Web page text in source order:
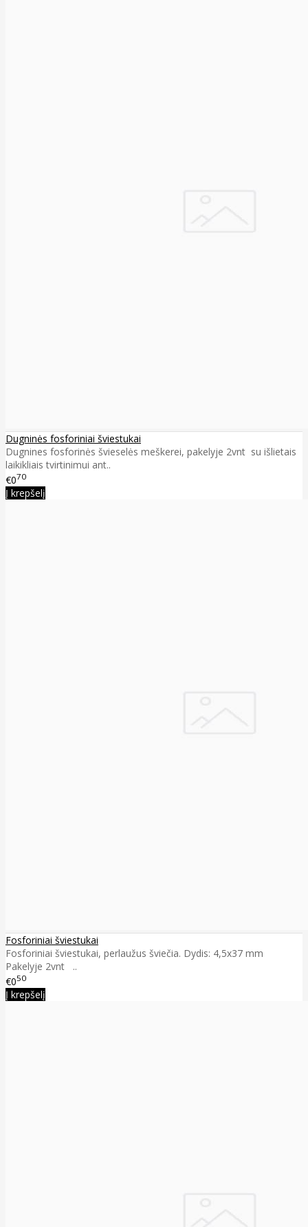
Dugninės fosforiniai šviestukai
Dugnines fosforinės švieselės meškerei, pakelyje 2vnt su išlietais
laikikliais tvirtinimui ant..
€070
Į krepšelį
Fosforiniai šviestukai
Fosforiniai šviestukai, perlaužus šviečia. Dydis: 4,5x37 mm
Pakelyje 2vnt ..
€050
Į krepšelį